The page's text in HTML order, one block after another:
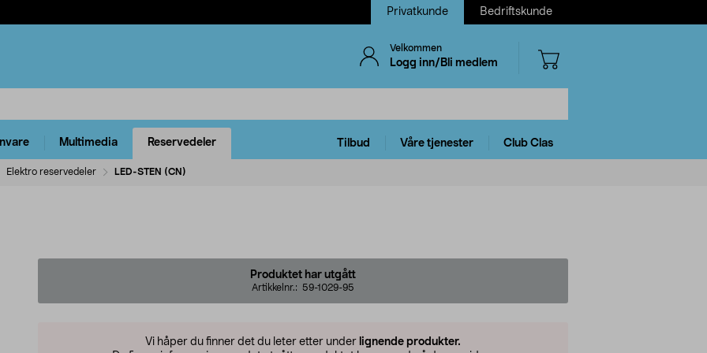
Privatkunde Bedriftskunde
Velkommen
Logg inn/Bli medlem
Multimedia Reservedeler Tilbud Våre tjenester Club Clas
Elektro reservedeler LED-STEN (CN)
Produktet har utgått
Artikkelnr.: 59-1029-95
Vi håper du finner det du leter etter under lignende produkter.